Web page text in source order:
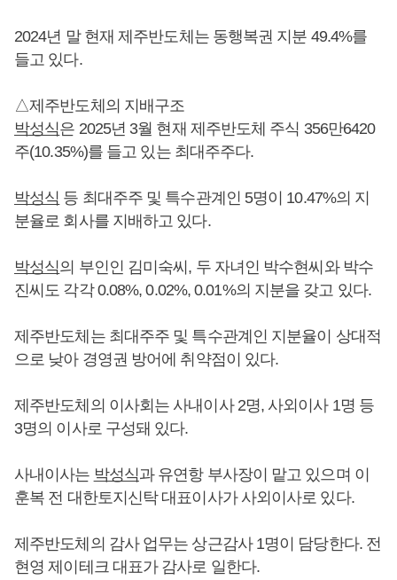
2024년 말 현재 제주반도체는 동행복권 지분 49.4%를
들고 있다.
△제주반도체의 지배구조
박성식은 2025년 3월 현재 제주반도체 주식 356만6420
주(10.35%)를 들고 있는 최대주주다.
박성식 등 최대주주 및 특수관계인 5명이 10.47%의 지
분율로 회사를 지배하고 있다.
박성식의 부인인 김미숙씨, 두 자녀인 박수현씨와 박수
진씨도 각각 0.08%, 0.02%, 0.01%의 지분을 갖고 있다.
제주반도체는 최대주주 및 특수관계인 지분율이 상대적
으로 낮아 경영권 방어에 취약점이 있다.
제주반도체의 이사회는 사내이사 2명, 사외이사 1명 등
3명의 이사로 구성돼 있다.
사내이사는 박성식과 유연항 부사장이 맡고 있으며 이
훈복 전 대한토지신탁 대표이사가 사외이사로 있다.
제주반도체의 감사 업무는 상근감사 1명이 담당한다. 전
현영 제이테크 대표가 감사로 일한다.